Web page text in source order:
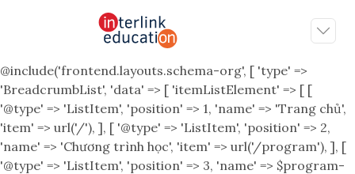
@include('frontend.layouts.schema-org', [ 'type' =>
'BreadcrumbList', 'data' => [ 'itemListElement' => [ [
'@type' => 'ListItem', 'position' => 1, 'name' => 'Trang chủ',
'item' => url('/'), ], [ '@type' => 'ListItem', 'position' => 2,
'name' => 'Chương trình học', 'item' => url('/program'), ], [
'@type' => 'ListItem', 'position' => 3, 'name' => $program-